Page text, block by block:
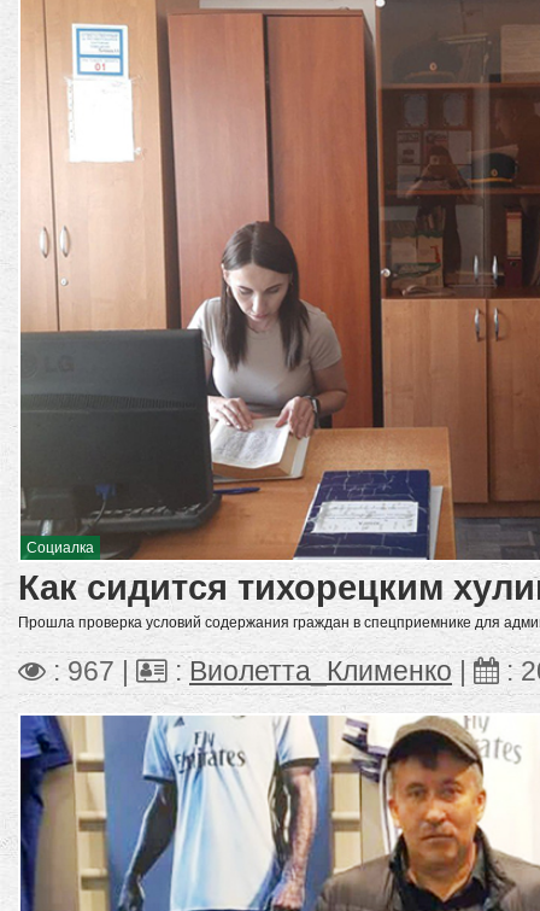
Социалка
Как сидится тихорецким
Прошла проверка условий содержания граждан в спецприемнике для
: 967 | : Виолетта_Клименко :